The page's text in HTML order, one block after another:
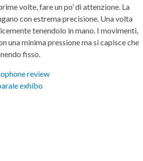
volte, fare un po’ di attenzione. La
con estrema precisione. Una volta
tenendolo in mano. I movimenti,
una minima pressione ma si capisce che
fisso.